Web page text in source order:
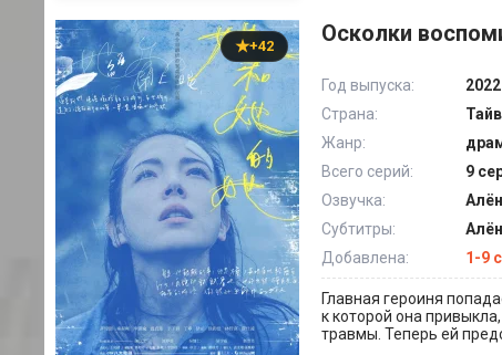
+42 Осколки
Год выпуска:
2022
Страна:
Жанр:
Всего серий:
9
Озвучка:
Субтитры:
Добавлена:
1-9
Главная героиня
к которой она
травмы. Теперь ей